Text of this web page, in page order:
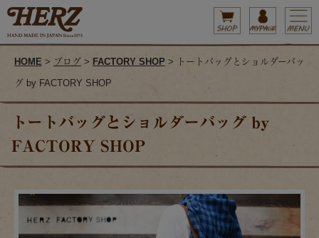
HOME > ブログ > FACTORY SHOP > トートバッグとショルダーバッ
グ by FACTORY SHOP
トートバッグとショルダーバッグ by
FACTORY SHOP